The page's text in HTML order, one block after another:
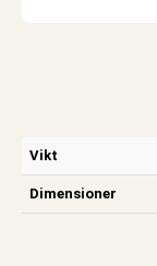
Vikt
Dimensioner